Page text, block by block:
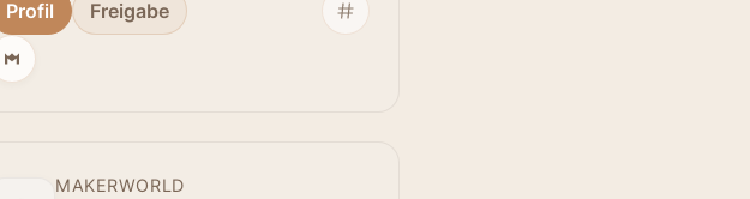
Profil Freigabe
MAKERWORLD